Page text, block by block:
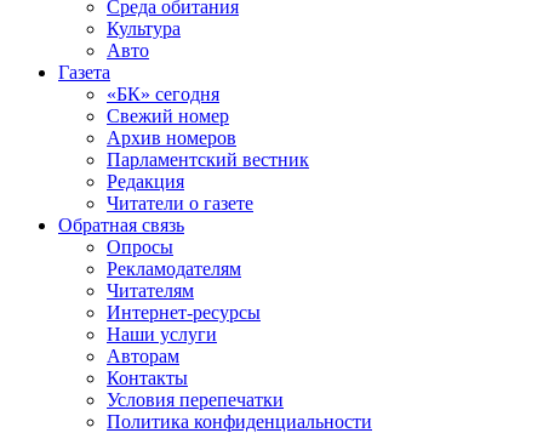
Среда обитания
Культура
Авто
Газета
«БК» сегодня
Свежий номер
Архив номеров
Парламентский вестник
Редакция
Читатели о газете
Обратная связь
Опросы
Рекламодателям
Читателям
Интернет-ресурсы
Наши услуги
Авторам
Контакты
Условия перепечатки
Политика конфиденциальности